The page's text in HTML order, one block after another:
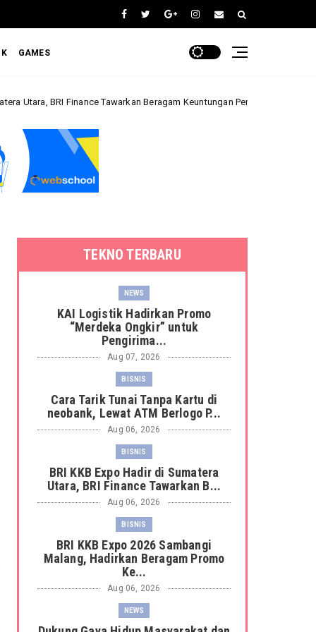
GAMES
Tawarkan Beragam Keuntungan Pembiayaan Kendaraan
TEKNO TERBARU
NEWS
KAI Logistik Hadirkan Promo
“Merdeka Ongkir” untuk
Pengirima...
Aug 07, 2026
BISNIS
Cara Tarik Tunai Tanpa Kartu di
neobank, Lewat ATM Berlogo P...
Aug 06, 2026
BISNIS
BRI KKB Expo Hadir di Sumatera
Utara, BRI Finance Tawarkan B...
Aug 06, 2026
BISNIS
BRI KKB Expo 2026 Sambangi
Malang, Hadirkan Beragam Promo
Ke...
Aug 06, 2026
NEWS